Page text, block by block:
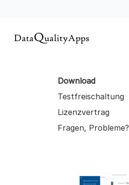
Download
Testfreischaltung
Lizenzvertrag
Fragen, Probleme?